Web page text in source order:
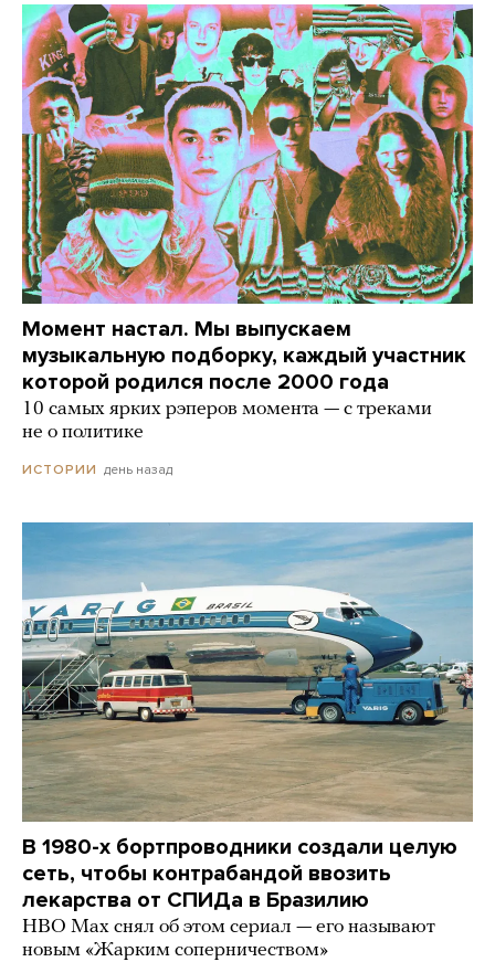
Момент настал. Мы выпускаем
музыкальную подборку, каждый участник
которой родился после 2000 года
10 самых ярких рэперов момента — с треками
не о политике
ИСТОРИИ день назад
В 1980-х бортпроводники создали целую
сеть, чтобы контрабандой ввозить
лекарства от СПИДа в Бразилию
HBO Max снял об этом сериал — его называют
новым «Жарким соперничеством»